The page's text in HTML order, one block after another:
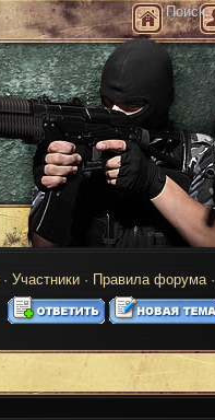
Поиск
· Участники · Правила форума·